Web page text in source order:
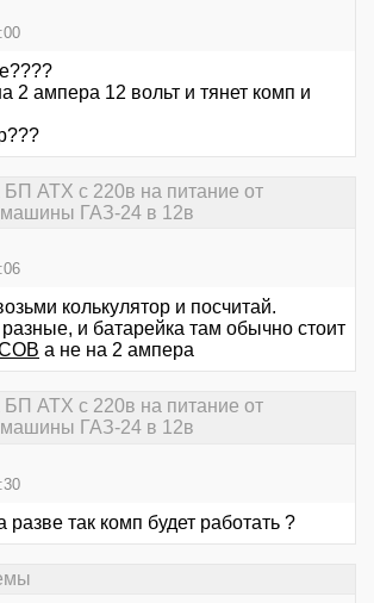
2 ампера 12 вольт и тянет комп и
БП ATX с 220в на питание от
машины ГАЗ-24 в 12в
колькулятор и посчитай.
и батарейка там обычно стоит
а не на 2 ампера
БП ATX с 220в на питание от
машины ГАЗ-24 в 12в
так комп будет работать ?